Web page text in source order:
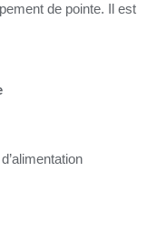
de pointe. Il est